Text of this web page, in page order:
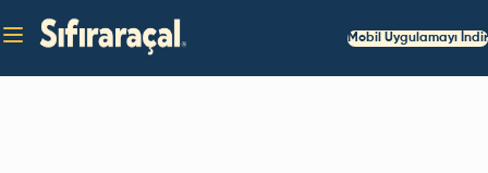
Mobil Uygulamayı İndir